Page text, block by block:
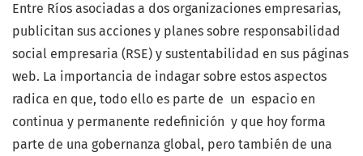
Entre Ríos asociadas a dos organizaciones empresarias,
publicitan sus acciones y planes sobre responsabilidad
social empresaria (RSE) y sustentabilidad en sus páginas
web. La importancia de indagar sobre estos aspectos
radica en que, todo ello es parte de un espacio en
continua y permanente redefinición y que hoy forma
parte de una gobernanza global, pero también de una